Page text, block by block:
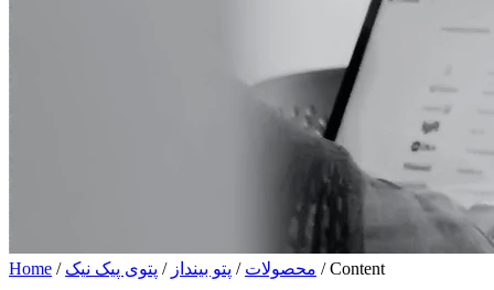
Home / محصولات / پتو بینداز / پتوی پیک نیک / Content